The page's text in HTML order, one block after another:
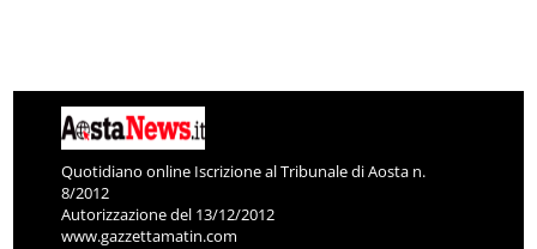
Quotidiano online Iscrizione al Tribunale di Aosta n.
8/2012
Autorizzazione del 13/12/2012
www.gazzettamatin.com